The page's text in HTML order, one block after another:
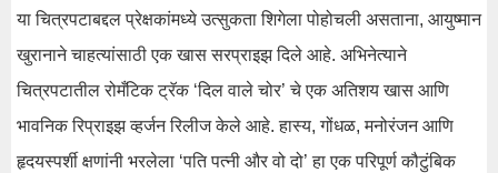
या चित्रपटाबद्दल प्रेक्षकांमध्ये उत्सुकता शिगेला पोहोचली असताना, आयुष्मान
खुरानाने चाहत्यांसाठी एक खास सरप्राइझ दिले आहे. अभिनेत्याने
चित्रपटातील रोमँटिक ट्रॅक ‘दिल वाले चोर’ चे एक अतिशय खास आणि
भावनिक रिप्राइझ व्हर्जन रिलीज केले आहे. हास्य, गोंधळ, मनोरंजन आणि
हृदयस्पर्शी क्षणांनी भरलेला ‘पति पत्नी और वो दो’ हा एक परिपूर्ण कौटुंबिक